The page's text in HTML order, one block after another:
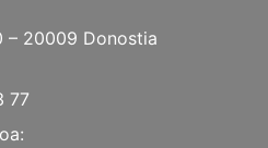
– 20009 Donostia
77